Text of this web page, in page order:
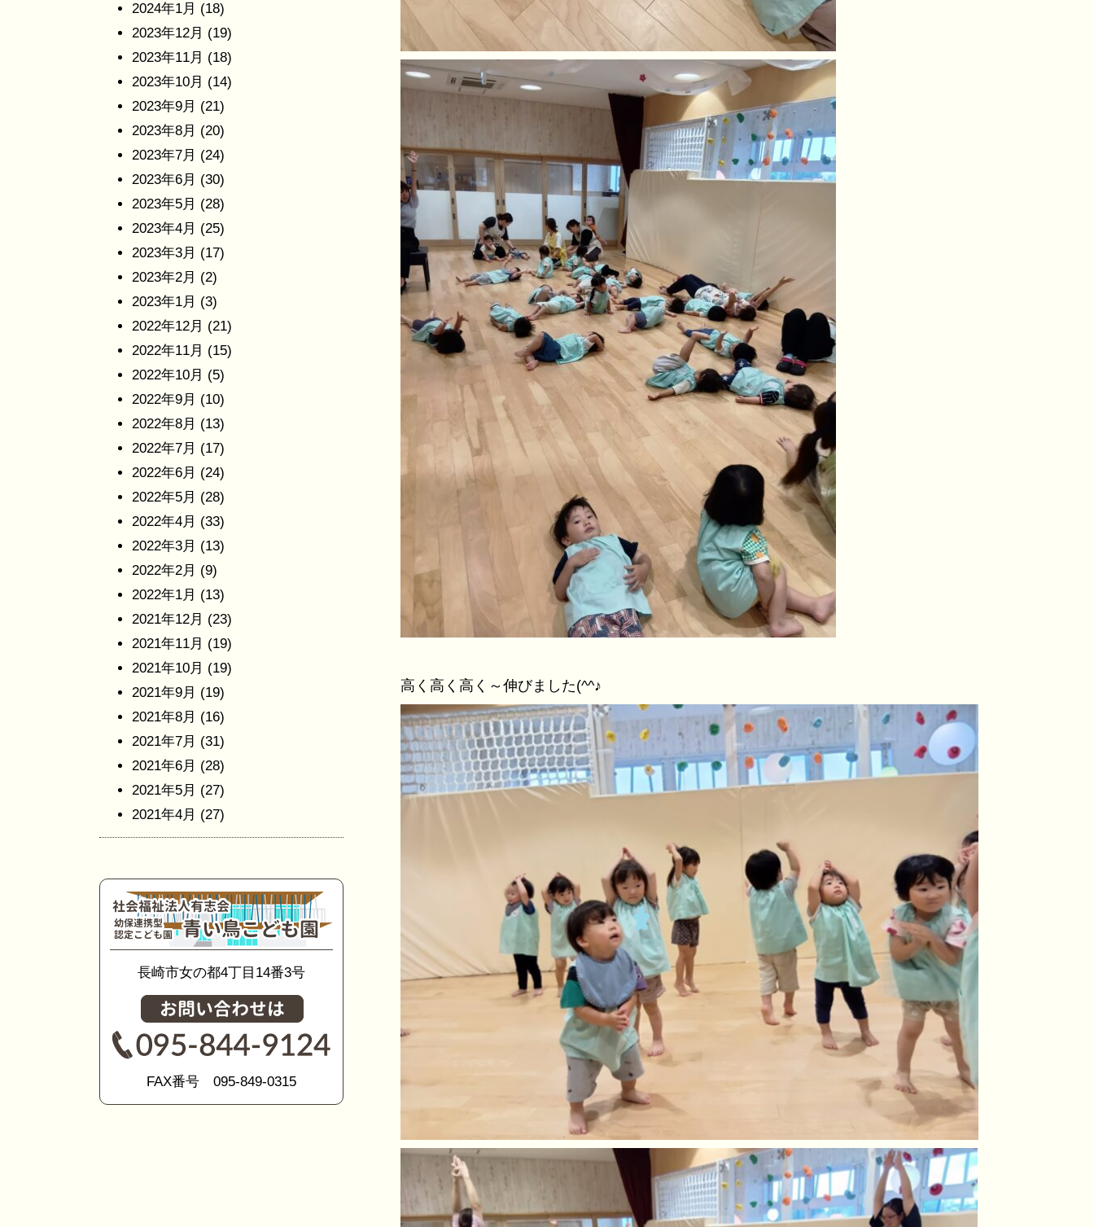
高く高く高く～伸びました(^^♪
2024年1月 (18)
2023年12月 (19)
2023年11月 (18)
2023年10月 (14)
2023年9月 (21)
2023年8月 (20)
2023年7月 (24)
2023年6月 (30)
2023年5月 (28)
2023年4月 (25)
2023年3月 (17)
2023年2月 (2)
2023年1月 (3)
2022年12月 (21)
2022年11月 (15)
2022年10月 (5)
2022年9月 (10)
2022年8月 (13)
2022年7月 (17)
2022年6月 (24)
2022年5月 (28)
2022年4月 (33)
2022年3月 (13)
2022年2月 (9)
2022年1月 (13)
2021年12月 (23)
2021年11月 (19)
2021年10月 (19)
2021年9月 (19)
2021年8月 (16)
2021年7月 (31)
2021年6月 (28)
2021年5月 (27)
2021年4月 (27)
長崎市女の都4丁目14番3号
FAX番号 095-849-0315